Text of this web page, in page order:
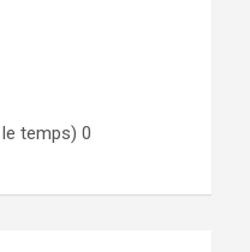
temps) 0